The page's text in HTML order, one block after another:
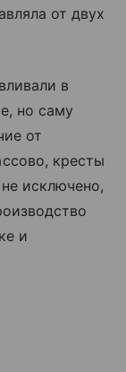
от двух
в
но саму
от
кресты
исключено,
и